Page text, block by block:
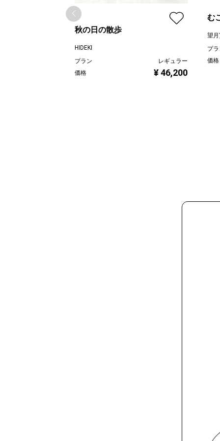
秋の日の散歩
HIDEKI
プラン
レギュラー
価格
¥ 46,200
む
望
プ
価格